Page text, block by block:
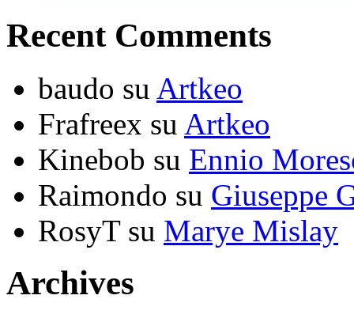
Recent Comments
baudo su Artkeo
Frafreex su Artkeo
Kinebob su Ennio
Raimondo su Giuseppe
RosyTsu Marye Mislay
Archives